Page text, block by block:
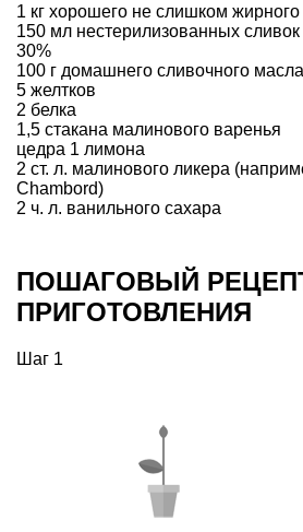
1 кг хорошего не слишком жирного
150 мл нестерилизованных
30%
100 г домашнего сливочного масла
5 желтков
2 белка
1,5 стакана малинового варенья
цедра 1 лимона
2 ст. л. малинового ликера
Chambord)
2 ч. л. ванильного сахара
ПОШАГОВЫЙ
ПРИГОТОВЛЕНИЯ
Шаг 1